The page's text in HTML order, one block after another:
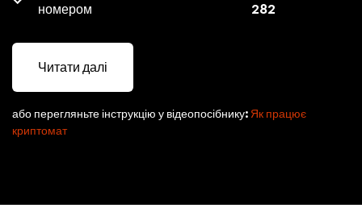
номером
282
Читати далі
або перегляньте інструкцію у відеопосібнику: Як працює
криптомат